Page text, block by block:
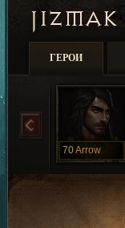
JIZMAK
ГЕРОИ
70Arrow